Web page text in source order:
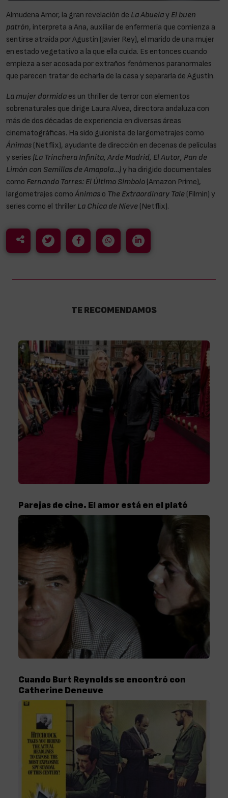
Almudena Amor, la gran revelación de La Abuelay El buen
patrón, interpreta a Ana, auxiliar de enfermería que comienza a
sentirse atraída por Agustín (Javier Rey), el marido de una mujer
en estado vegetativo a la que ella cuida. Es entonces cuando
empieza a ser acosada por extraños fenómenos paranormales
que parecen tratar de echarla de la casa y separarla de Agustín.
La mujer dormida es un thriller de terror con elementos
sobrenaturales que dirige Laura Alvea, directora andaluza con
más de dos décadas de experiencia en diversas áreas
cinematográficas. Ha sido guionista de largometrajes como
Ánimas (Netflix), ayudante de dirección en decenas de películas
y series (La Trinchera Infinita, Arde Madrid, El Autor, Pan de
Limón con Semillas de Amapola…)y ha dirigido documentales
como Fernando Torres: El Último Símbolo (Amazon Prime),
largometrajes como Ánimas o The Extraordinary Tale (Filmin) y
series como el thriller La Chica de Nieve (Netflix).
TE RECOMENDAMOS
Parejas de cine. El amor está en el plató
Cuando Burt Reynolds se encontró con
Catherine Deneuve